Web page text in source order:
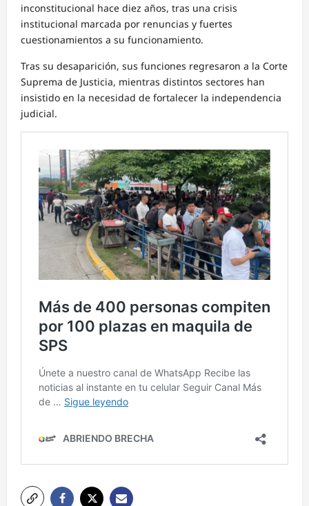
inconstitucional hace diez años, tras una crisis
institucional marcada por renuncias y fuertes
cuestionamientos a su funcionamiento.
Tras su desaparición, sus funciones regresaron a la Corte
Suprema de Justicia, mientras distintos sectores han
insistido en la necesidad de fortalecer la independencia
judicial.